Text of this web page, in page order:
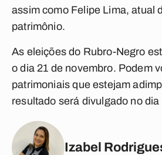
assim como Felipe Lima, atual
patrimônio.
As eleições do Rubro-Negro
o dia 21 de novembro. Podem
patrimoniais que estejam
resultado será divulgado no
Izabel